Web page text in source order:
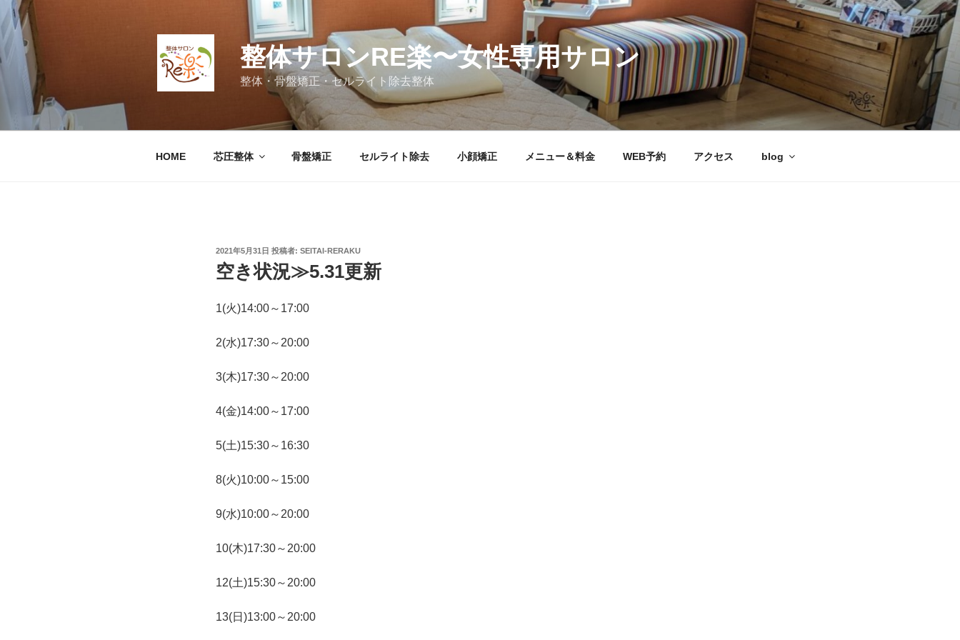
ン
テ
ン
キ
整体サロンRE楽〜女性専用サロン
整体・骨盤矯正・セルライト除去整体
HOME 芯圧整体 骨盤矯正 セルライト除去 小顔矯正 メニュー＆料金 WEB予約 アクセス blog
投
日:
2021年5月31日 投稿者: SEITAI-RERAKU
空き状況≫5.31更新
1(火)14:00～17:00
2(水)17:30～20:00
3(木)17:30～20:00
4(金)14:00～17:00
5(土)15:30～16:30
8(火)10:00～15:00
9(水)10:00～20:00
10(木)17:30～20:00
12(土)15:30～20:00
13(日)13:00～20:00